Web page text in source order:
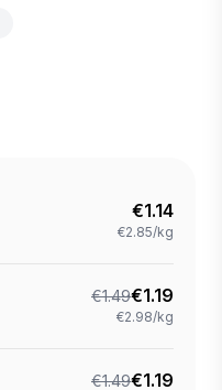
€1.14
€2.85/kg
€1.49€1.19
€2.98/kg
€1.49€1.19